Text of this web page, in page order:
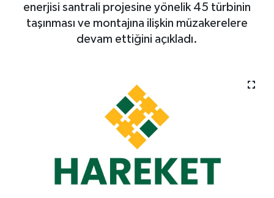
enerjisi santrali projesine yönelik 45 türbinin
taşınması ve montajına ilişkin müzakerelere
devam ettiğini açıkladı.
BIST 100 Isı Haritası
Coin Isı Haritası
Kiripto Para Piyasası
Gizlilik Sözleşmesi
Hakkımızda